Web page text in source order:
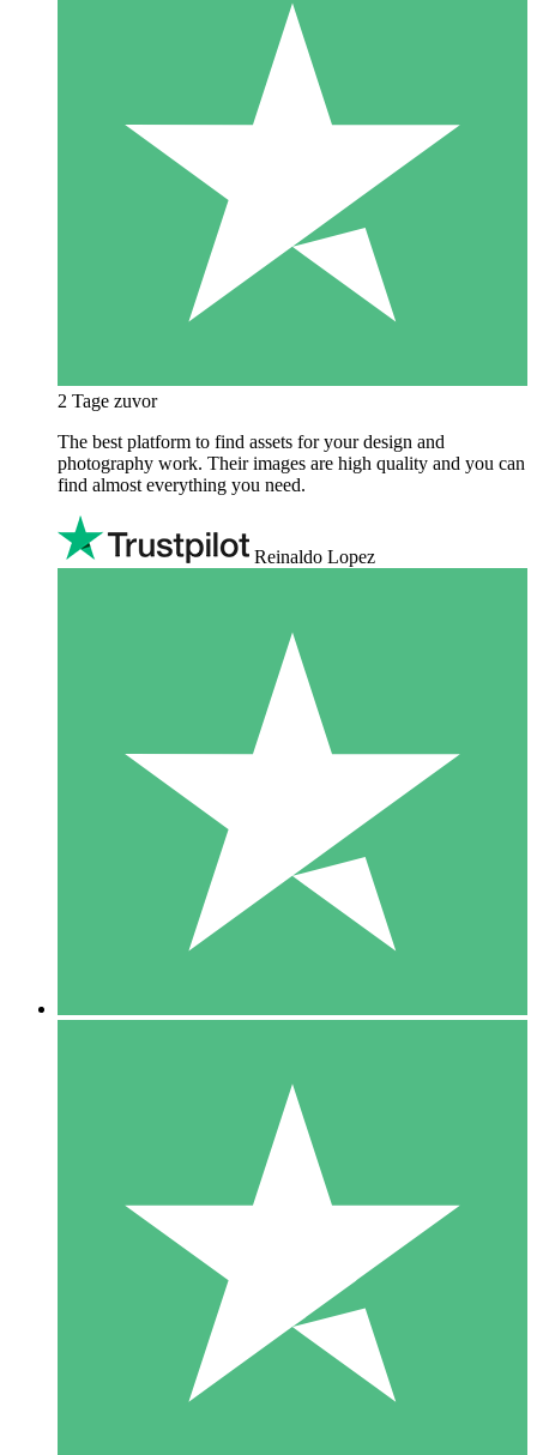
2 Tage zuvor
The best platform to find assets for your design and
photography work. Their images are high quality and you can
find almost everything you need.
Reinaldo Lopez